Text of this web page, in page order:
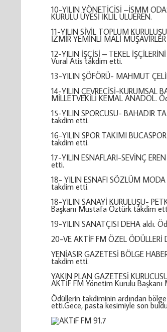
10-YILIN YÖNETİCİSİ –İSMM
KURULU ÜYESİ İKLİL ULUEREN.
11-YILIN SİVİL TOPLUM
İZMİR YEMİNLİ MALİ
12-YILIN İŞÇİSİ – TEKEL
Vural Atis takdim etti.
13-YILIN ŞÖFÖRÜ- MAHMUT
14-YILIN ÇEVRECİSİ-KURUMSAL
MİLLETVEKİLİ KEMAL ANADOL.
15-YILIN SPORCUSU- BAHADIR
takdim etti.
16-YILIN SPOR TAKIMI
takdim etti.
17-YILIN ESNAFLARI-SEVİNÇ
etti.
18- YILIN ESNAFI SÖZLÜM
takdim etti.
18-YILIN SANAYİ KURULUŞU-
Başkanı Mustafa Öztürk takdim
19-YILIN SANATÇISI DEHA aldı.
20-VE AKTİF FM ÖZEL ÖDÜLLERİ
YENİASIR GAZETESİ BÖLGE
takdim etti.
YAKIN PLAN GAZETESİ
AKTİF FM Yönetim Kurulu
Ödüllerin takdiminin ardından
etti.Gece, pasta kesimiyle son